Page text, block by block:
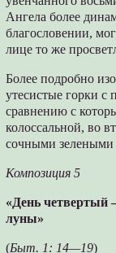
Ангела более
благословении,
лице то же
Более подробно
утесистые горки
сравнению с
колоссальной, во
сочными
Композиция 5
«День четвертый
луны»
(Быт. 1: 14—19)